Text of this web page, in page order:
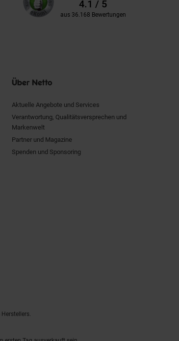
4.1 / 5
aus 36.168 Bewertungen
Über Netto
Aktuelle Angebote und Services
Verantwortung, Qualitätsversprechen und
Markenwelt
Partner und Magazine
Spenden und Sponsoring